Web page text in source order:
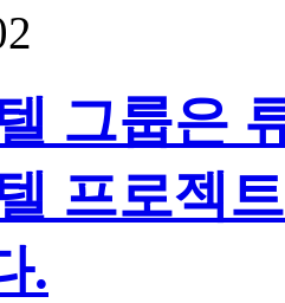
그룹은
프로젝
.